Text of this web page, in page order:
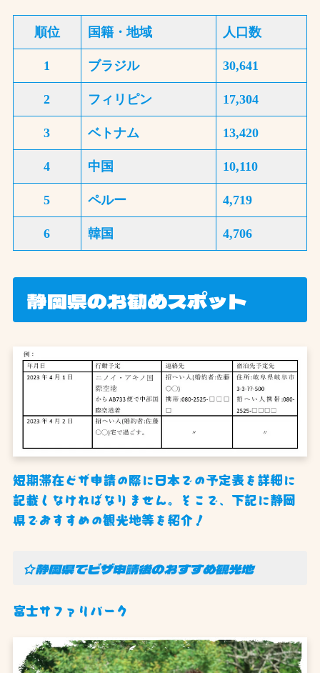
順位 国籍・地域 人口数
1 ブラジル 30,641
2 フィリピン 17,304
3 ベトナム 13,420
4 中国 10,110
5 ペルー 4,719
6 韓国 4,706
静岡県のお勧めスポット
短期滞在ビザ申請の際に日本での予定表を詳細に
記載しなければなりません。そこで、下記に静岡
県でおすすめの観光地等を紹介！
☆静岡県でビザ申請後のおすすめ観光地
富士サファリパーク